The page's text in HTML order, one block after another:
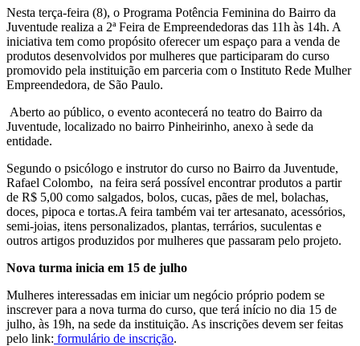
Nesta terça-feira (8), o Programa Potência Feminina do Bairro da
Juventude realiza a 2ª Feira de Empreendedoras das 11h às 14h. A
iniciativa tem como propósito oferecer um espaço para a venda de
produtos desenvolvidos por mulheres que participaram do curso
promovido pela instituição em parceria com o Instituto Rede Mulher
Empreendedora, de São Paulo.
Aberto ao público, o evento acontecerá no teatro do Bairro da
Juventude, localizado no bairro Pinheirinho, anexo à sede da
entidade.
Segundo o psicólogo e instrutor do curso no Bairro da Juventude,
Rafael Colombo, na feira será possível encontrar produtos a partir
de R$ 5,00 como salgados, bolos, cucas, pães de mel, bolachas,
doces, pipoca e tortas.A feira também vai ter artesanato, acessórios,
semi-joias, itens personalizados, plantas, terrários, suculentas e
outros artigos produzidos por mulheres que passaram pelo projeto.
Nova turma inicia em 15 de julho
Mulheres interessadas em iniciar um negócio próprio podem se
inscrever para a nova turma do curso, que terá início no dia 15 de
julho, às 19h, na sede da instituição. As inscrições devem ser feitas
pelo link: formulário de inscrição.